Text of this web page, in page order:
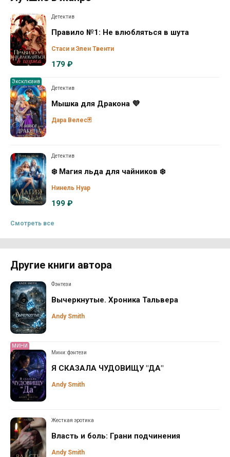
Детектив
Правило №1: Не влюбляться в шута
Стаси и Элен Твенти
179 ₽
Эксклюзив
Детектив
Mышка для Дракона 💜
Дара Велес🃏
Детектив
❄️ Магия льда для чайников ❄️
Нинель Нуар
199 ₽
Смотреть все
Другие книги автора
Фэнтези
Вычеркнутые. Хроника Тальвера
Andy Smith
МИНИ
Мини: фэнтези
Я СКАЗАЛА ЧУДОВИЩУ "ДА"
Andy Smith
Жесткая эротика
Власть и боль: Грани подчинения
Andy Smith